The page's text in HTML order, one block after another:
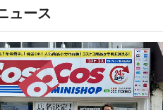
ュース